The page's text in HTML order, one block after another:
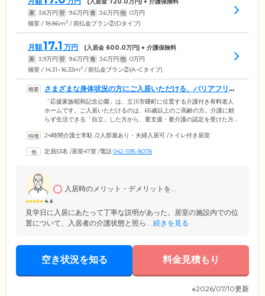
家 3.8万円 管 9.6万円 食 3.6万円 他 0万円
個室 / 18.86m2 / 前払金プラン②(Dタイプ)
月額17.1 万円 (入居金 600.0万円) + 介護保険料
家 3.9万円 管 9.6万円 食 3.6万円 他 0万円
個室 / 14.31~16.33m2 / 前払金プラン②(A~Cタイプ)
さまざまな身体状況の方にご入居いただける、バリアフリー
な住まいです
「応援家族昭和記念公園」は、立川市曙町に位置する介護付き有料老人
ホームです。ご入居いただけるのは、65歳以上のご高齢の方。介護に頼
らず生活できる「自立」した方から、要支援・要介護の認定を受けた方
物内は完全バリアフリー設計を採用。段差をなくし、各所に手すりを取
に移動できます。また、共用部の浴室には、座ったままのご入浴が可能
24時間介護士常駐 /2人部屋あり・夫婦入居可 /トイレ付き居室
定員53名 /居室47室 /電話042-595-8078
4.6
入居時のメリット・デメリットを...
見学日に入居にあたって丁寧な説明があった。居室の施設内での位
置について、入居者の介護状態と照ら... 続きを見る
空き状況を知る 料金見積もり
※2026/07/10更新